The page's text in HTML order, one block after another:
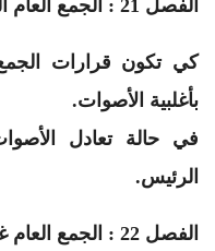
الفصل 21 : الجمع العام العادي ، الأغلبية
كي تكون قرارات
بأغلبية الأصوات.
في حالة تعادل
الرئيس.
الفصل 22 : الجمع العام غير العادي ، السلطات